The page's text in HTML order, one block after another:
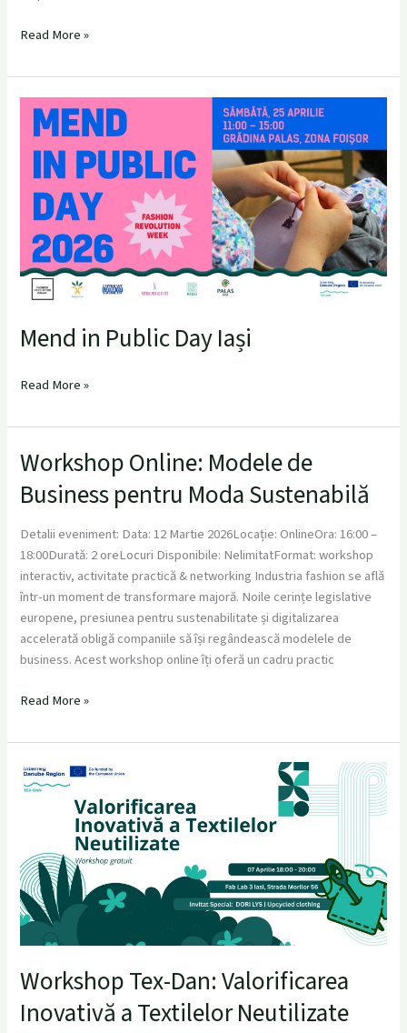
Read More »
Mend in Public Day Iași
Mend
Public
Iași
Read More »
Workshop Online: Modele de
Business pentru Moda Sustenabilă
Detalii eveniment: Data: 12 Martie 2026Locație: OnlineOra: 16:00 –
18:00Durată: 2 oreLocuri Disponibile: NelimitatFormat: workshop
interactiv, activitate practică & networking Industria fashion se află
într-un moment de transformare majoră. Noile cerințe legislative
europene, presiunea pentru sustenabilitate și digitalizarea
accelerată obligă companiile să își regândească modelele de
business. Acest workshop online îți oferă un cadru practic
Workshop
Online:
Modele
Business
pentru
Moda
Sustenabilă
Read More »
Workshop Tex-Dan: Valorificarea
Inovativă a Textilelor Neutilizate
Workshop
Tex-
Valorificarea
Inovativă
a
Textilelor
Neutilizate